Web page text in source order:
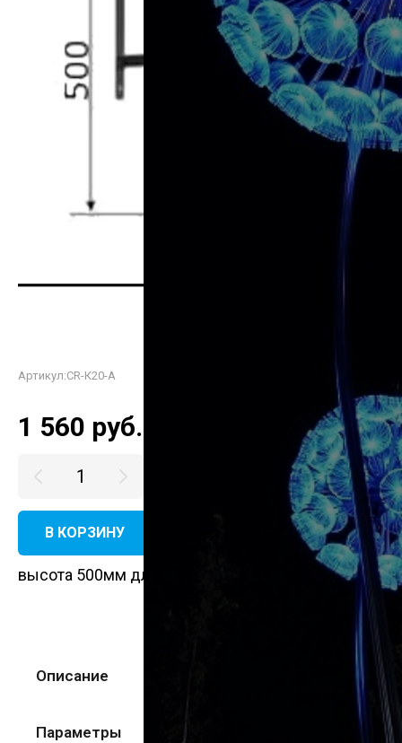
Артикул:CR-К20-А
1 560 руб.
В КОРЗИНУ КУПИТЬ В ОДИН КЛИК
высота 500мм длина 400мм Труба 40х20х2
Описание
Параметры